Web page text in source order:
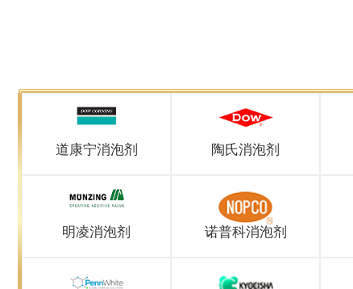
道康宁消泡剂 陶氏消泡剂
明凌消泡剂 诺普科消泡剂